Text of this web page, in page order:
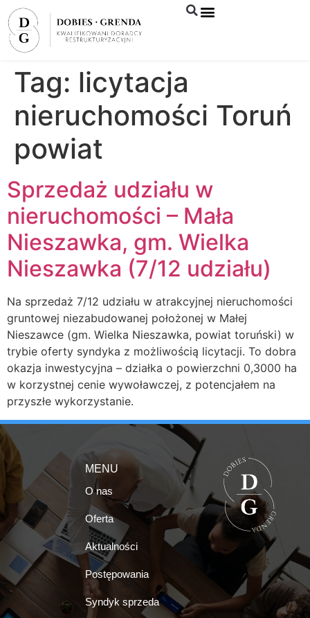
Tag: licytacja
nieruchomości Toruń
powiat
Sprzedaż udziału w
nieruchomości – Mała
Nieszawka, gm. Wielka
Nieszawka (7/12 udziału)
Na sprzedaż 7/12 udziału w atrakcyjnej nieruchomości
gruntowej niezabudowanej położonej w Małej
Nieszawce (gm. Wielka Nieszawka, powiat toruński) w
trybie oferty syndyka z możliwością licytacji. To dobra
okazja inwestycyjna – działka o powierzchni 0,3000 ha
w korzystnej cenie wywoławczej, z potencjałem na
przyszłe wykorzystanie.
MENU
O nas
Oferta
Aktualności
Postępowania
Syndyk sprzeda